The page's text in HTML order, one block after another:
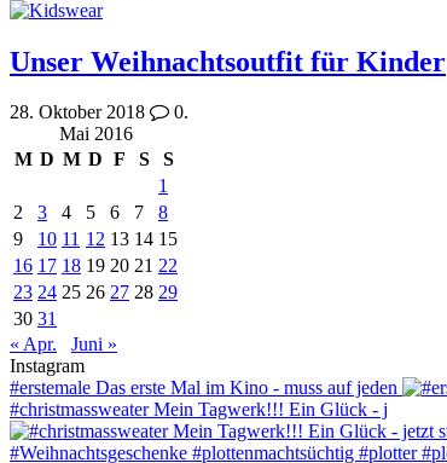
Unser Weihnachtsoutfit für Kinder
28. Oktober 2018
0.
Mai 2016
M D M D F S
S
1
2
3 4 5 6 7
8
9
10 11 12 13 14 15
16 17 18 19 20 21 22
23 24 25 26 27 28 29
30 31
« Apr.
Juni »
Instagram
#erstemale Das erste Mal im Kino - muss auf jeden
#christmassweater Mein Tagwerk!!! Ein Glück - j